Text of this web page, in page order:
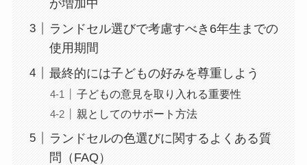
が増加中
ランドセル選びで考慮すべき6年生までの
使用期間
最終的には子どもの好みを尊重しよう
子どもの意見を取り入れる重要性
親としてのサポート方法
ランドセルの色選びに関するよくある質
問（FAQ）